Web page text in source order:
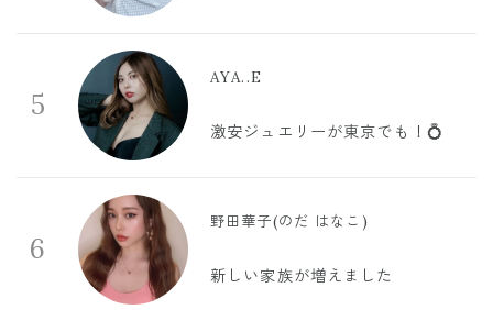
5
AYA..E
激安ジュエリーが東京でも！💍
6
野田華子(のだ はなこ)
新しい家族が増えました